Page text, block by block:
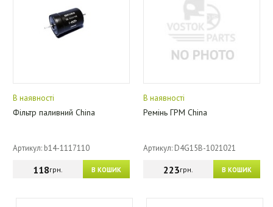
В наявності
Фільтр паливний China
Артикул: b14-1117110
В КОШИК
118грн.
В наявності
Ремінь ГРМ China
Артикул: D4G15B-1021021
В КОШИК
223грн.